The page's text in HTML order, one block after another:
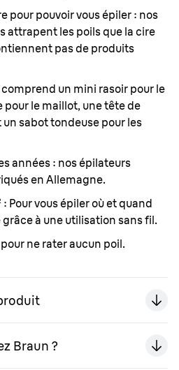
pour pouvoir vous épiler : nos
attrapent les poils que la cire
pas de produits
comprend un mini rasoir pour le
pour le maillot, une tête de
sabot tondeuse pour les
années : nos épilateurs
en Allemagne.
: Pour vous épiler où et quand
grâce à une utilisation sans fil.
ne rater aucun poil.
Braun ?